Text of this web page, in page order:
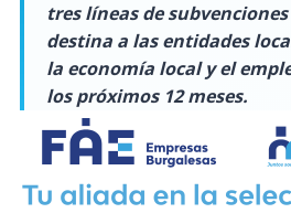
tres líneas de
destina a las entidades
la economía local y el
los próximos 12 meses.